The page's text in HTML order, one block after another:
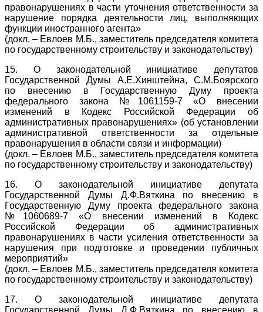
правонарушениях в части уточнения ответственности за
нарушение порядка деятельности лиц, выполняющих
функции иностранного агента»
(докл. – Евлоев М.Б., заместитель председателя комитета
по государственному строительству и законодательству)
15. О законодательной инициативе депутатов
Государственной Думы А.Е.Хинштейна, С.М.Боярского
по внесению в Государственную Думу проекта
федерального закона №1061159-7 «О внесении
изменений в Кодекс Российской Федерации об
административных правонарушениях» (об установлении
административной ответственности за отдельные
правонарушения в области связи и информации)
(докл. – Евлоев М.Б., заместитель председателя комитета
по государственному строительству и законодательству)
16. О законодательной инициативе депутата
Государственной Думы Д.Ф.Вяткина по внесению в
Государственную Думу проекта федерального закона
№1060689-7 «О внесении изменений в Кодекс
Российской Федерации об административных
правонарушениях в части усиления ответственности за
нарушения при подготовке и проведении публичных
мероприятий»
(докл. – Евлоев М.Б., заместитель председателя комитета
по государственному строительству и законодательству)
17. О законодательной инициативе депутата
Государственной Думы Д.Ф.Вяткина по внесению в